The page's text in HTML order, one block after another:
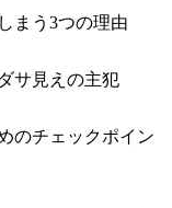
まう3つの理由
サ見えの主犯
のチェックポイン